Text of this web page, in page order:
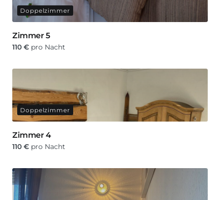
Doppelzimmer
Zimmer 5
110 € pro Nacht
Doppelzimmer
Zimmer 4
110 € pro Nacht